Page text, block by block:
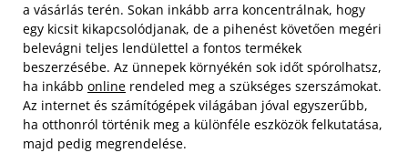
a vásárlás terén. Sokan inkább arra koncentrálnak, hogy
egy kicsit kikapcsolódjanak, de a pihenést követően megéri
belevágni teljes lendülettel a fontos termékek
beszerzésébe. Az ünnepek környékén sok időt spórolhatsz,
ha inkább online rendeled meg a szükséges szerszámokat.
Az internet és számítógépek világában jóval egyszerűbb,
ha otthonról történik meg a különféle eszközök felkutatása,
majd pedig megrendelése.